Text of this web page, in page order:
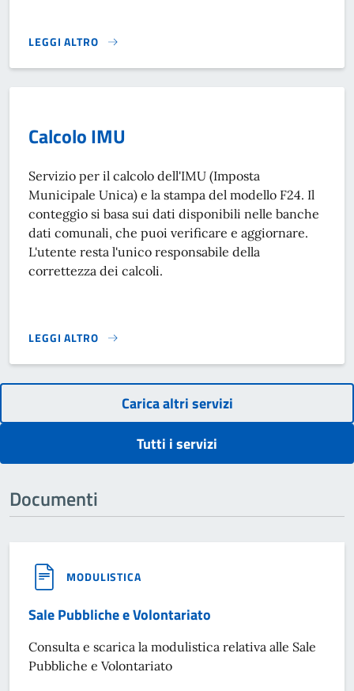
LEGGI ALTRO
ATTI DECISIONALI}
Calcolo IMU
Servizio per il calcolo dell'IMU (Imposta
Municipale Unica) e la stampa del modello F24. Il
conteggio si basa sui dati disponibili nelle banche
dati comunali, che puoi verificare e aggiornare.
L'utente resta l'unico responsabile della
correttezza dei calcoli.
LEGGI ALTRO
CALCOLO IMU}
Carica altri servizi
Tutti i servizi
Documenti
MODULISTICA
Sale Pubbliche e Volontariato
Consulta e scarica la modulistica relativa alle Sale
Pubbliche e Volontariato